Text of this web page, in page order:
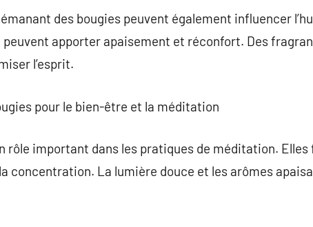
des bougies peuvent également influencer
peuvent apporter apaisement et réconfort. Des
l’esprit.
pour le bien-être et la méditation
rôle important dans les pratiques de méditation.
concentration. La lumière douce et les arômes